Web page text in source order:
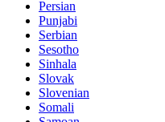
Persian
Punjabi
Serbian
Sesotho
Sinhala
Slovak
Slovenian
Somali